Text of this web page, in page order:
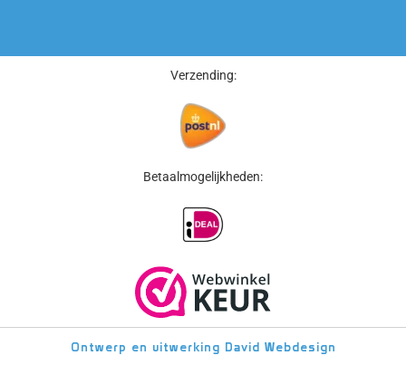
Verzending:
Betaalmogelijkheden:
Ontwerp en uitwerking David Webdesign